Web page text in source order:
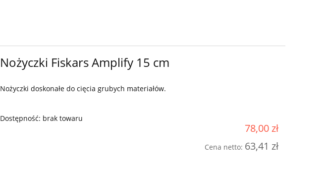
Nożyczki Fiskars Amplify 15 cm
Nożyczki doskonałe do cięcia grubych materiałów.
Dostępność: brak towaru
78,00 zł
Cena netto: 63,41 zł